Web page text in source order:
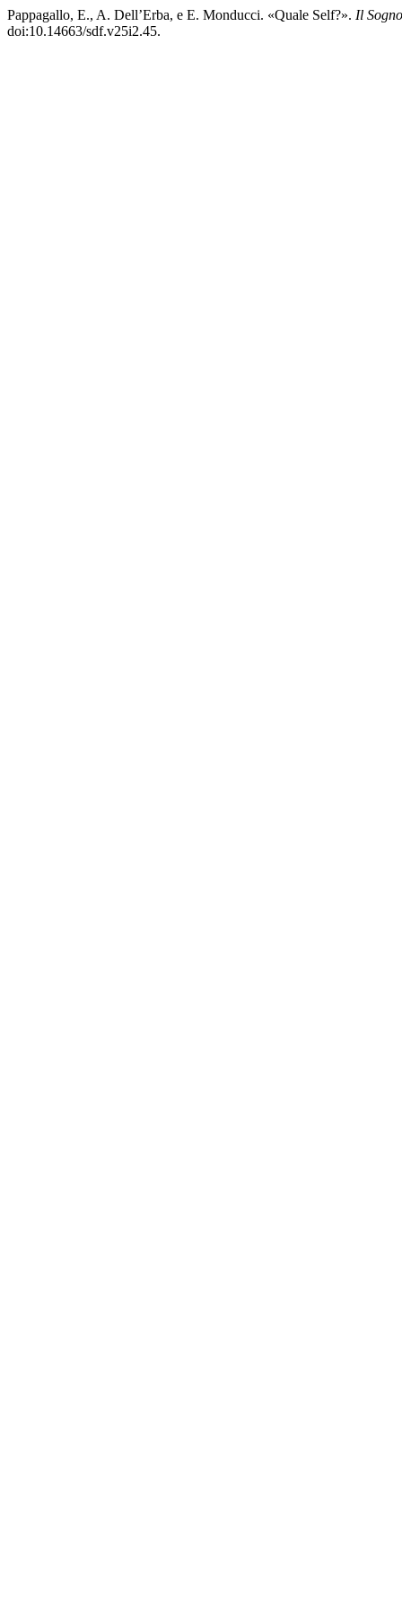
Pappagallo, E., A. Dell’Erba, e E. Monducci. «Quale Self?». Il
doi:10.14663/sdf.v25i2.45.